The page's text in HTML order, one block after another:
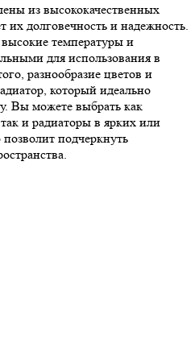
из высококачественных
их долговечность и надежность.
температуры и
для использования в
разнообразие цветов и
который идеально
Вы можете выбрать как
и радиаторы в ярких или
подчеркнуть